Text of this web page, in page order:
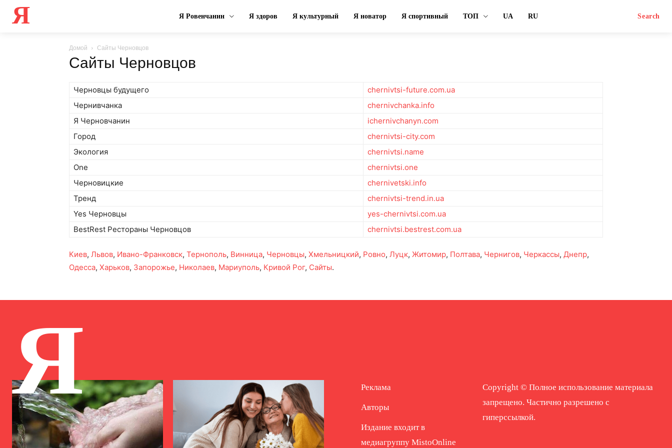
Я Я Ровенчанин Я здоров Я культурный Я новатор Я спортивный ТОП UA RU Search
Домой Сайты Черновцов
Сайты Черновцов
Черновцы будущего
chernivtsi-future.com.ua
Чернивчанка
chernivchanka.info
Я Черновчанин
ichernivchanyn.com
Город
chernivtsi-city.com
Экология
chernivtsi.name
One
chernivtsi.one
Черновицкие
chernivetski.info
Тренд
chernivtsi-trend.in.ua
Yes Черновцы
yes-chernivtsi.com.ua
BestRest Рестораны Черновцов
chernivtsi.bestrest.com.ua
Киев, Львов, Ивано-Франковск, Тернополь, Винница, Черновцы, Хмельницкий, Ровно, Луцк, Житомир, Полтава, Чернигов, Черкассы, Днепр,
Одесса, Харьков, Запорожье, Николаев, Мариуполь, Кривой Рог, Сайты.
Я Реклама
Авторы
Издание входит в
медиагруппу MistoOnline
Copyright © Полное использование материала
запрещено. Частично разрешено с
гиперссылкой.